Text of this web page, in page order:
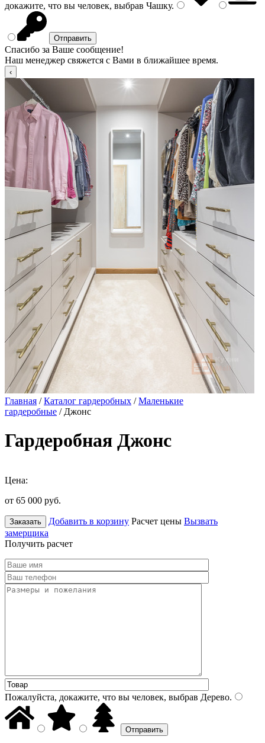
докажите, что вы человек, выбрав Чашку.
Спасибо за Ваше сообщение!
Наш менеджер свяжется с Вами в ближайшее время.
Главная /Каталог гардеробных /Маленькие
гардеробные / Джонс
Гардеробная Джонс
Цена:
от 65 000 руб.
Заказать Добавить в корзину Расчет цены Вызвать
замерщика
Получить расчет
Пожалуйста, докажите, что вы человек, выбрав Дерево.